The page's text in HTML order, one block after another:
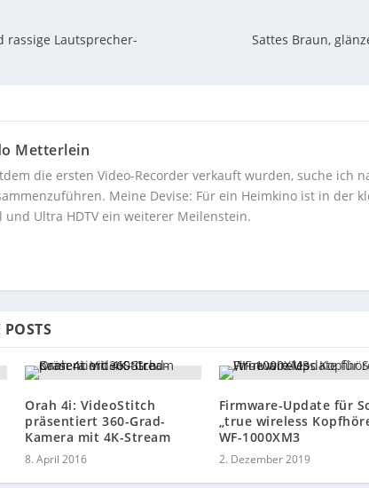
rassige Lautsprecher-
Sattes Braun,
Metterlein
die ersten Video-Recorder verkauft wurden, suche ich
Meine Devise: Für ein Heimkino ist in der
und Ultra HDTV ein weiterer Meilenstein.
Orah 4i: VideoStitch
präsentiert 360-Grad-
Kamera mit 4K-Stream
8. April 2016
Firmware-Update für
„true wireless
WF-1000XM3
2. Dezember 2019